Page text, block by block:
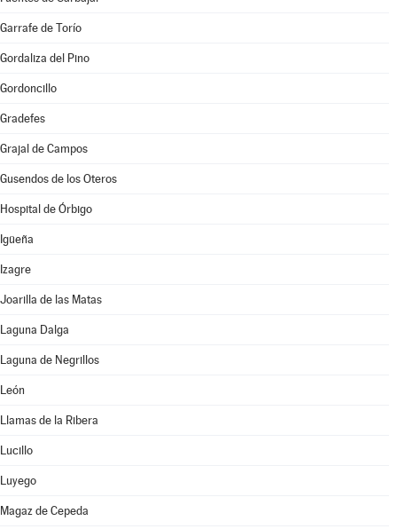
Garrafe de Torío
Gordaliza del Pino
Gordoncillo
Gradefes
Grajal de Campos
Gusendos de los Oteros
Hospital de Órbigo
Igüeña
Izagre
Joarilla de las Matas
Laguna Dalga
Laguna de Negrillos
León
Llamas de la Ribera
Lucillo
Luyego
Magaz de Cepeda